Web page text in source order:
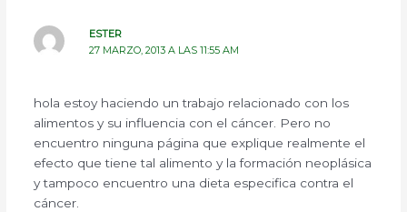
ESTER
27 MARZO, 2013 A LAS 11:55 AM
hola estoy haciendo un trabajo relacionado con los
alimentos y su influencia con el cáncer. Pero no
encuentro ninguna página que explique realmente el
efecto que tiene tal alimento y la formación neoplásica
y tampoco encuentro una dieta especifica contra el
cáncer.